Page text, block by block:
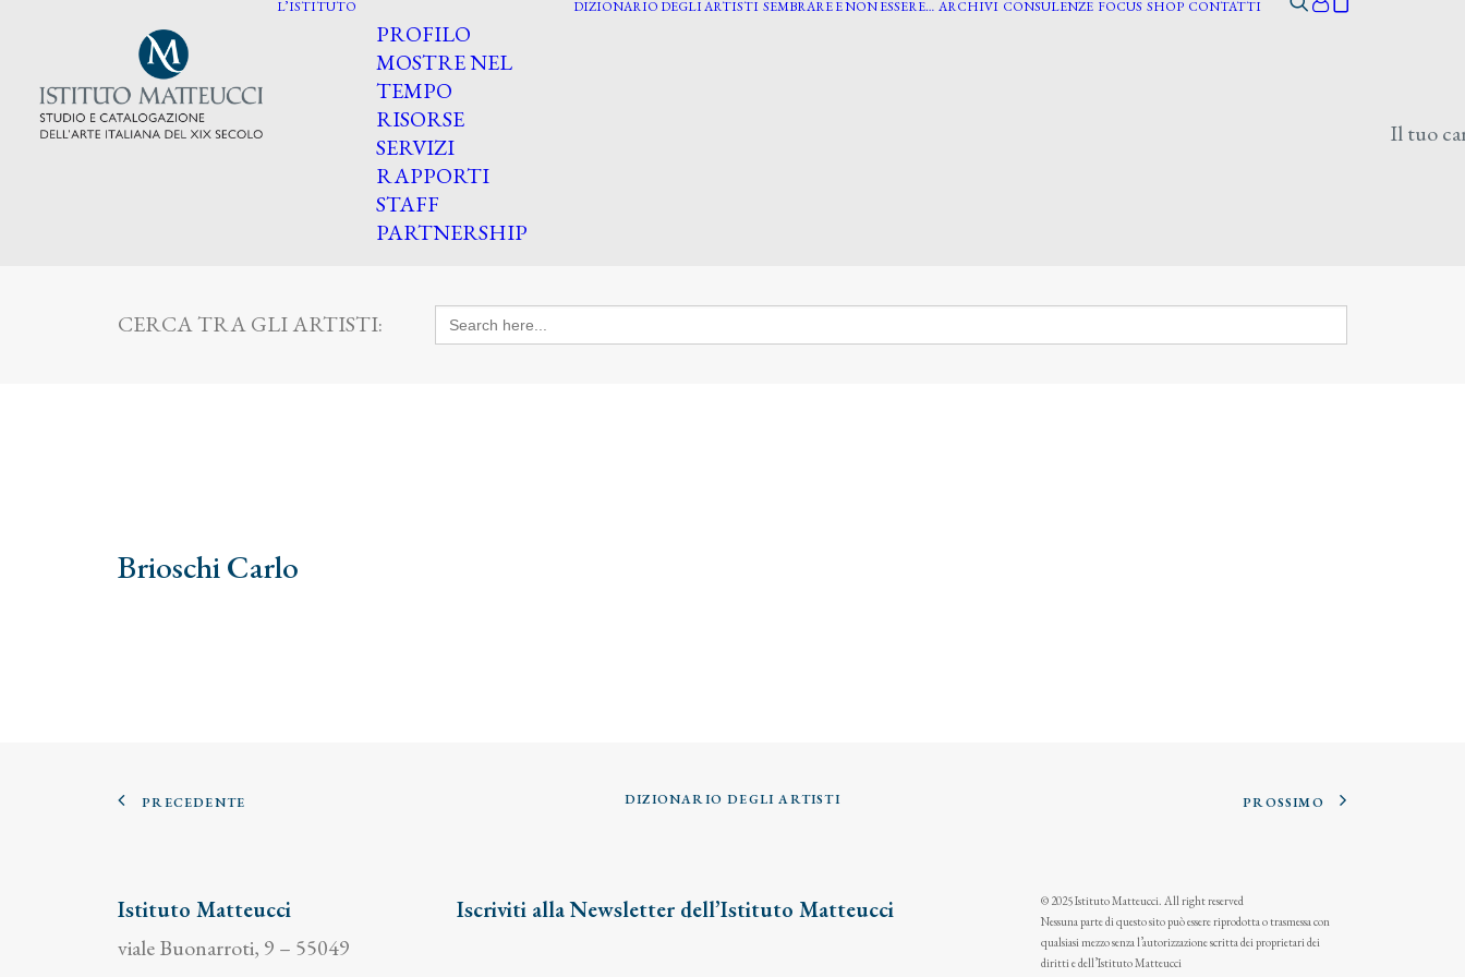
L’ISTITUTO
PROFILO
MOSTRE NEL
TEMPO
RISORSE
SERVIZI
RAPPORTI
STAFF
PARTNERSHIP
DIZIONARIO DEGLI ARTISTI SEMBRARE E NON ESSERE… ARCHIVI CONSULENZE FOCUS SHOP CONTATTI
Il tuo
CERCA TRA GLI ARTISTI: Search
for:
Brioschi Carlo
PRECEDENTE DIZIONARIO DEGLI ARTISTI PROSSIMO
Istituto Matteucci
viale Buonarroti, 9 – 55049
Iscriviti alla Newsletter dell’Istituto Matteucci
© 2025 Istituto Matteucci. All right reserved
Nessuna parte di questo sito può essere riprodotta o trasmessa con
qualsiasi mezzo senza l’autorizzazione scritta dei proprietari dei
diritti e dell’Istituto Matteucci